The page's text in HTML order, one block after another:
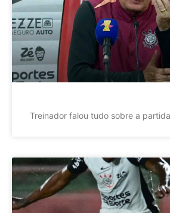
Treinador falou tudo sobre a